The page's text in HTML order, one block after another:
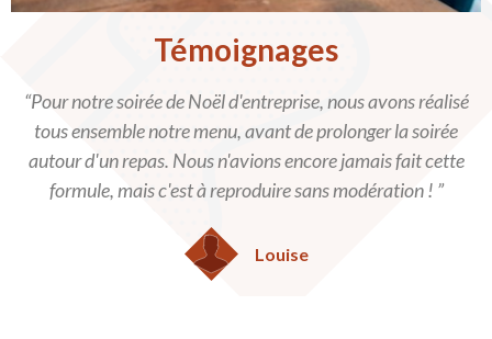
Témoignages
“Pour notre soirée de Noël d'entreprise, nous avons réalisé
tous ensemble notre menu, avant de prolonger la soirée
autour d'un repas. Nous n'avions encore jamais fait cette
formule, mais c'est à reproduire sans modération ! ”
Louise